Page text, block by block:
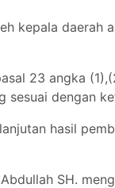
kepala daerah
23 angka
dengan
hasil
SH.